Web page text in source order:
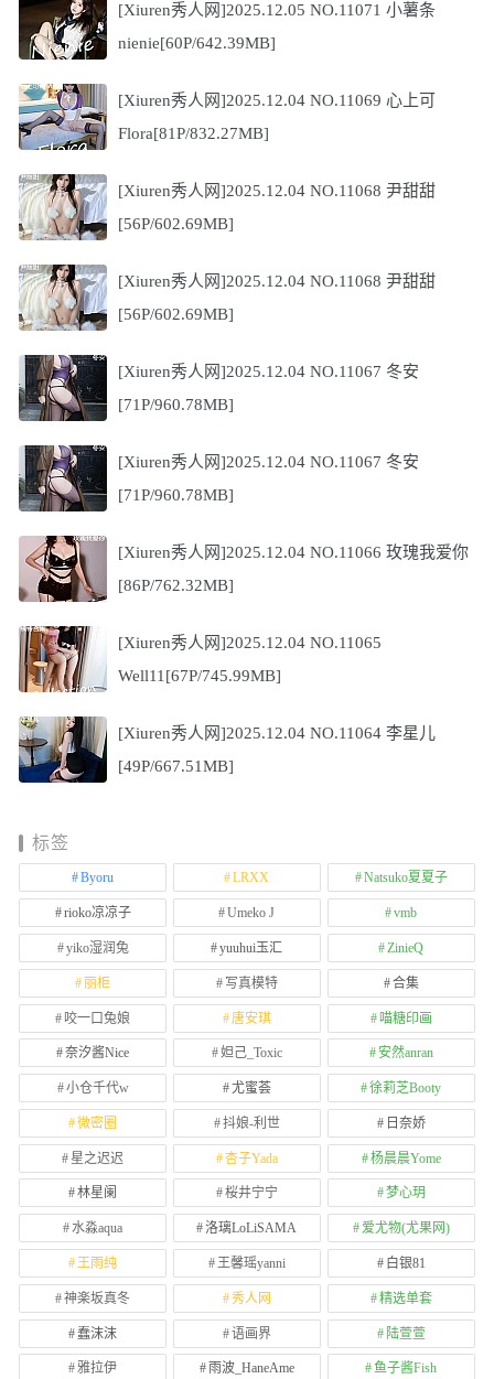
[Xiuren秀人网]2025.12.05 NO.11071 小薯条
nienie[60P/642.39MB]
[Xiuren秀人网]2025.12.04 NO.11069 心上可
Flora[81P/832.27MB]
[Xiuren秀人网]2025.12.04 NO.11068 尹甜甜
[56P/602.69MB]
[Xiuren秀人网]2025.12.04 NO.11068 尹甜甜
[56P/602.69MB]
[Xiuren秀人网]2025.12.04 NO.11067 冬安
[71P/960.78MB]
[Xiuren秀人网]2025.12.04 NO.11067 冬安
[71P/960.78MB]
[Xiuren秀人网]2025.12.04 NO.11066 玫瑰我爱你
[86P/762.32MB]
[Xiuren秀人网]2025.12.04 NO.11065
Well11[67P/745.99MB]
[Xiuren秀人网]2025.12.04 NO.11064 李星儿
[49P/667.51MB]
标签
Byoru LRXX Natsuko夏夏子
rioko凉凉子 Umeko J vmb
yiko湿润兔 yuuhui玉汇 ZinieQ
丽柜 写真模特 合集
咬一口兔娘 唐安琪 喵糖印画
奈汐酱Nice 妲己_Toxic 安然anran
小仓千代w 尤蜜荟 徐莉芝Booty
微密圈 抖娘-利世 日奈娇
星之迟迟 杏子Yada 杨晨晨Yome
林星阑 桜井宁宁 梦心玥
水淼aqua 洛璃LoLiSAMA 爱尤物(尤果网)
王雨纯 王馨瑶yanni 白银81
神楽坂真冬 秀人网 精选单套
蠢沫沫 语画界 陆萱萱
雅拉伊 雨波_HaneAme 鱼子酱Fish